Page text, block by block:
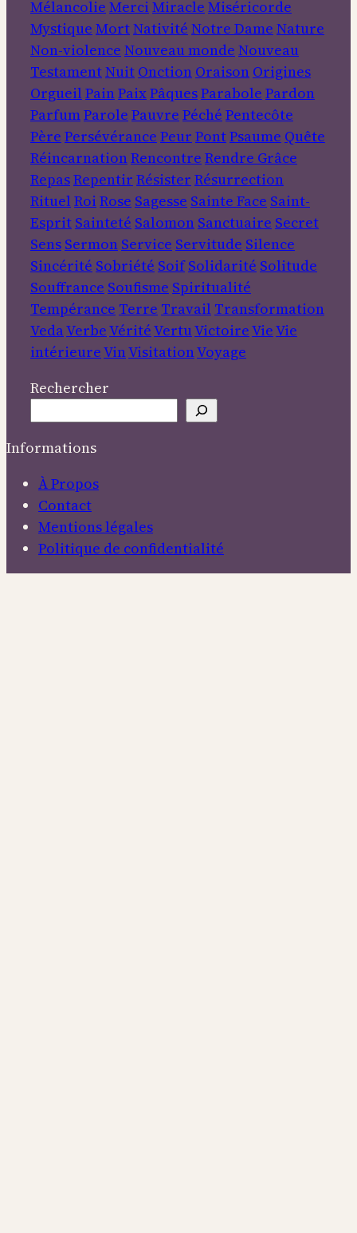
Mélancolie Merci Miracle Miséricorde
Mystique MortNativité Notre Dame Nature
Non-violence Nouveau monde Nouveau
TestamentNuit Onction Oraison Origines
Orgueil PainPaixPâquesParabole Pardon
ParfumParole Pauvre Péché Pentecôte
Père Persévérance Peur PontPsaume Quête
RéincarnationRencontre Rendre Grâce
RepasRepentir Résister Résurrection
Rituel Roi Rose Sagesse Sainte Face Saint-
Esprit Sainteté Salomon Sanctuaire Secret
Sens Sermon Service Servitude Silence
Sincérité Sobriété Soif Solidarité Solitude
Souffrance Soufisme Spiritualité
Tempérance Terre Travail Transformation
VedaVerbeVéritéVertuVictoireVieVie
intérieureVinVisitationVoyage
Rechercher
Informations
À Propos
Contact
Mentions légales
Politique de confidentialité